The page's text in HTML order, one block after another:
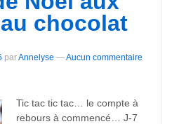
chocolat
parAnnelyse —Aucun commentaire
Tic tac tic tac… le compte à
rebours à commencé… J-7